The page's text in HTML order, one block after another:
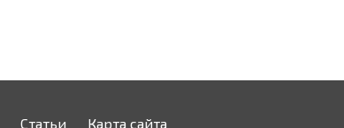
Статьи Карта сайта